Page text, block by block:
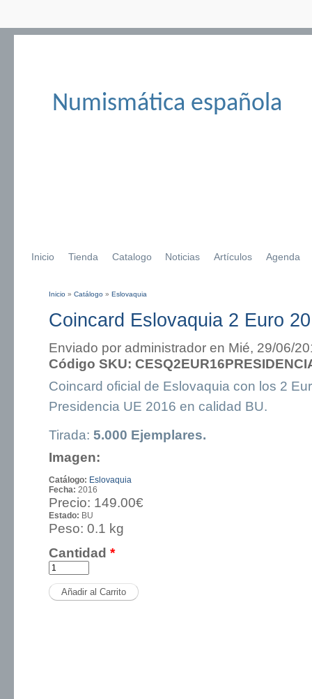
Numismática española
Inicio Tienda Catalogo Noticias Artículos Agenda
Inicio » Catálogo » Eslovaquia
Coincard Eslovaquia 2 Euro
Enviado por administrador en Mié, 29/06/
Código SKU:
Coincard oficial de Eslovaquia con los 2
Presidencia UE 2016 en calidad BU.
Tirada: 5.000 Ejemplares.
Imagen:
Catálogo: Eslovaquia
Fecha: 2016
Precio: 149.00€
Estado: BU
Peso: 0.1 kg
Cantidad *